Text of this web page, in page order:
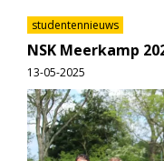
studentennieuws
NSK Meerkamp
13-05-2025